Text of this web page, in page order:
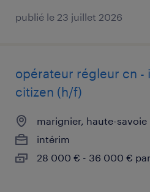
publié le 23 juillet 2026
opérateur régleur cn -
citizen (h/f)
marignier, haute-savoie
intérim
28 000 € - 36 000 €